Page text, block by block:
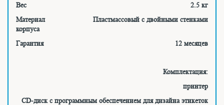
Вес
2.5 кг
Материал
корпуса
Пластмассовый с двойными стенками
Гарантия 12 месяцев
Комплектация:
принтер
CD-диск с программным обеспечением для дизайна этикеток